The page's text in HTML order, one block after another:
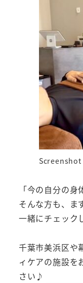
Screenshot
「今の自分の
そんな方も、ま
一緒にチェック
千葉市美浜区や
ィケアの施設を
さい♪